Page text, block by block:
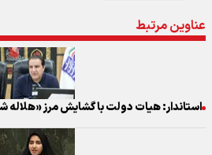
عناوین مرتبط
استاندار: هیات دولت با گشایش مرز «هلاله